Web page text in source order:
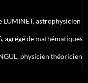
LUMINET, astrophysicien
agrégé de mathématiques
physicien théoricien